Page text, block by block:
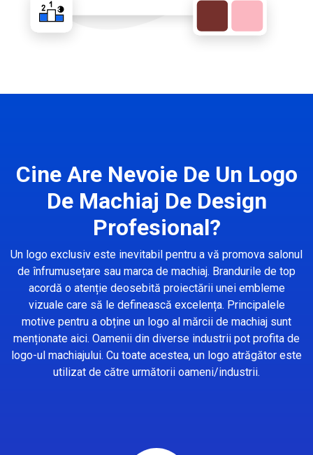
Cine Are Nevoie De Un Logo
De Machiaj De Design
Profesional?
Un logo exclusiv este inevitabil pentru a vă promova salonul
de înfrumusețare sau marca de machiaj. Brandurile de top
acordă o atenție deosebită proiectării unei embleme
vizuale care să le definească excelența. Principalele
motive pentru a obține un logo al mărcii de machiaj sunt
menționate aici. Oamenii din diverse industrii pot profita de
logo-ul machiajului. Cu toate acestea, un logo atrăgător este
utilizat de către următorii oameni/industrii.